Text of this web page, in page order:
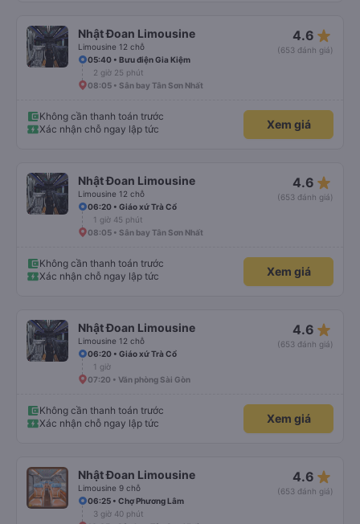
Nhật Đoan Limousine
Limousine 12 chỗ
4.6 star_rate
(653 đánh giá)
05:40 • Bưu điện Gia Kiệm
2 giờ 25 phút
08:05 • Sân bay Tân Sơn Nhất
Không cần thanh toán trước
Xác nhận chỗ ngay lập tức
Xem giá
Nhật Đoan Limousine
Limousine 12 chỗ
4.6 star_rate
(653 đánh giá)
06:20 • Giáo xứ Trà Cổ
1 giờ 45 phút
08:05 • Sân bay Tân Sơn Nhất
Không cần thanh toán trước
Xác nhận chỗ ngay lập tức
Xem giá
Nhật Đoan Limousine
Limousine 12 chỗ
4.6 star_rate
(653 đánh giá)
06:20 • Giáo xứ Trà Cổ
1 giờ
07:20 • Văn phòng Sài Gòn
Không cần thanh toán trước
Xác nhận chỗ ngay lập tức
Xem giá
Nhật Đoan Limousine
Limousine 9 chỗ
4.6 star_rate
(653 đánh giá)
06:25 • Chợ Phương Lâm
3 giờ 40 phút